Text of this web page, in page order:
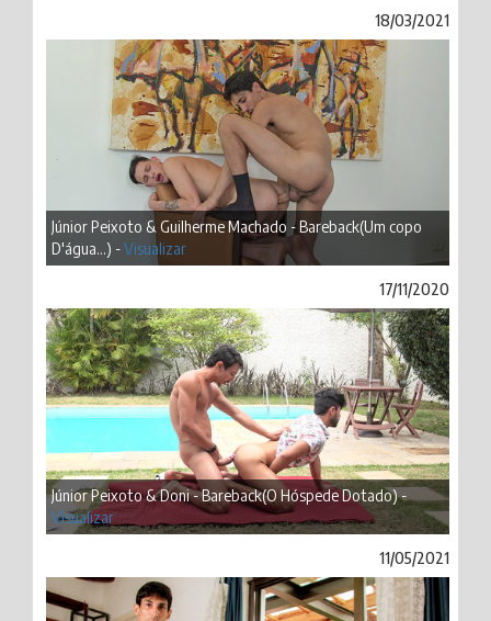
18/03/2021
Júnior Peixoto & Guilherme Machado - Bareback(Um copo
D'água...) -Visualizar
17/11/2020
Júnior Peixoto & Doni - Bareback(O Hóspede Dotado) -
Visualizar
11/05/2021